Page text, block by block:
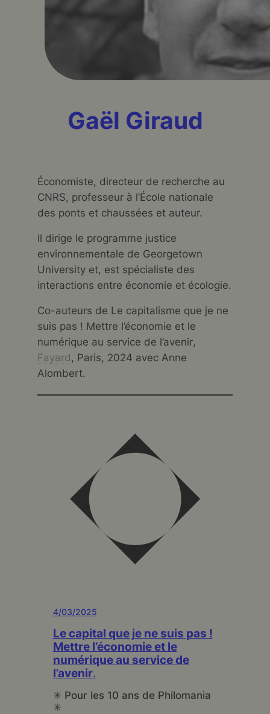
Gaël Giraud
Économiste, directeur de recherche au
CNRS, professeur à l’École nationale
des ponts et chaussées et auteur.
Il dirige le programme justice
environnementale de Georgetown
University et, est spécialiste des
interactions entre économie et écologie.
Co-auteurs de Le capitalisme que je ne
suis pas ! Mettre l’économie et le
numérique au service de l’avenir,
Fayard , Paris, 2024 avec Anne
Alombert.
4/03/2025
Le capital que je ne suis pas !
Mettre l’économie et le
numérique au service de
l’avenir.
✳ Pour les 10 ans de Philomania
✳